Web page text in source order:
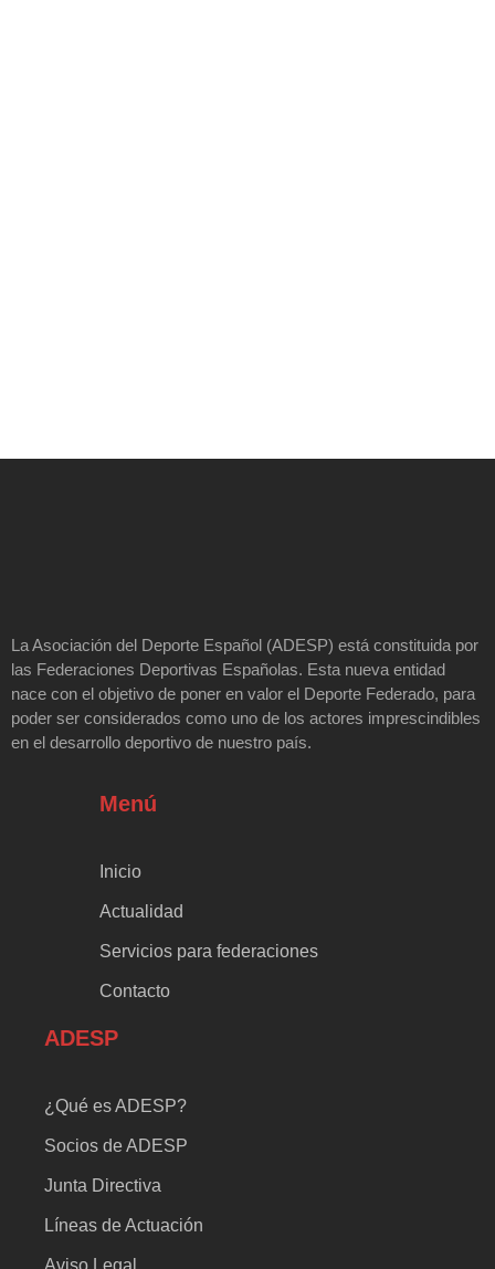
La Asociación del Deporte Español (ADESP) está constituida por
las Federaciones Deportivas Españolas. Esta nueva entidad
nace con el objetivo de poner en valor el Deporte Federado, para
poder ser considerados como uno de los actores imprescindibles
en el desarrollo deportivo de nuestro país.
Menú
Inicio
Actualidad
Servicios para federaciones
Contacto
ADESP
¿Qué es ADESP?
Socios de ADESP
Junta Directiva
Líneas de Actuación
Aviso Legal